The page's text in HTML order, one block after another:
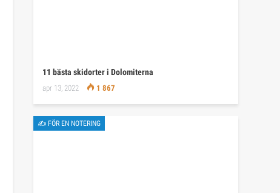
11 bästa skidorter i Dolomiterna
apr 13, 2022 1 867
✍ FÖR EN NOTERING